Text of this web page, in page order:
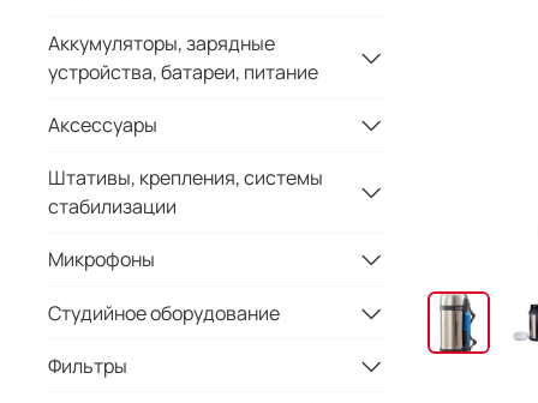
Аккумуляторы, зарядные
устройства, батареи, питание
Аксессуары
Штативы, крепления, системы
стабилизации
Микрофоны
Студийное оборудование
Фильтры